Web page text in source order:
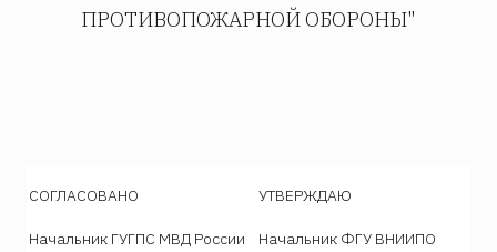
ПРОТИВОПОЖАРНОЙ ОБОРОНЫ"
СОГЛАСОВАНО
Начальник ГУГПС МВД России
УТВЕРЖДАЮ
Начальник ФГУ ВНИИПО